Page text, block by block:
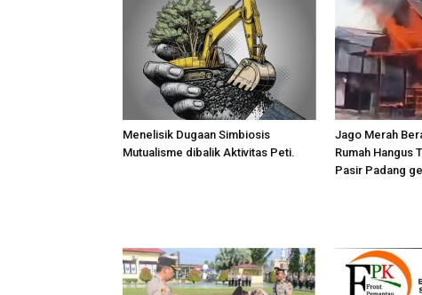
Menelisik Dugaan Simbiosis
Mutualisme dibalik Aktivitas Peti.
Jago Merah
Rumah Hangus
Pasir Padang